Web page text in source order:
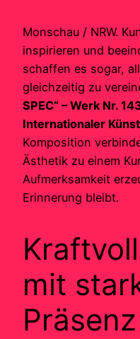
Monschau / NRW.
inspirieren und
schaffen es sogar,
gleichzeitig zu
SPEC“ – Werk Nr.
Internationaler
Komposition
Ästhetik zu einem
Aufmerksamkeit
Erinnerung bleibt.
mit
Präsenz